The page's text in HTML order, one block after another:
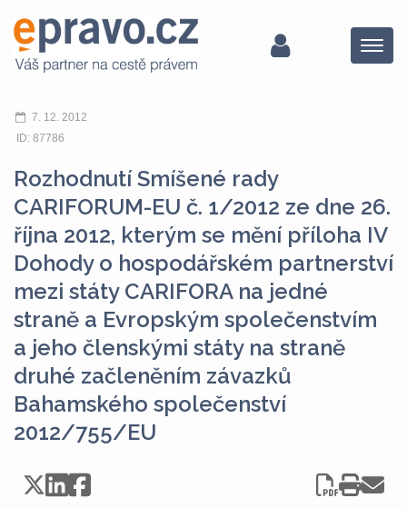
Menu
7. 12. 2012
ID: 87786
Rozhodnutí Smíšené rady
CARIFORUM-EU č. 1/2012 ze dne 26.
října 2012, kterým se mění příloha IV
Dohody o hospodářském partnerství
mezi státy CARIFORA na jedné
straně a Evropským společenstvím
a jeho členskými státy na straně
druhé začleněním závazků
Bahamského společenství
2012/755/EU